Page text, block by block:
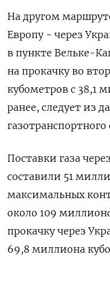
На другом
Европу - через
в пункте Вельке-
на прокачку во
кубометров с 38,1
ранее, следует из
Поставки газа
составили 51
максимальных
около 109
прокачку через
69,8 миллиона